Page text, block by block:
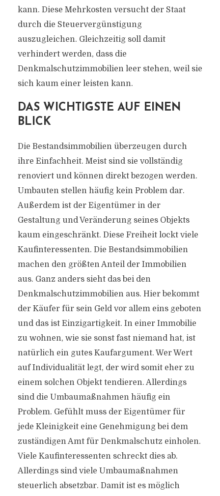
kann. Diese Mehrkosten versucht der Staat
durch die Steuervergünstigung
auszugleichen. Gleichzeitig soll damit
verhindert werden, dass die
Denkmalschutzimmobilien leer stehen, weil sie
sich kaum einer leisten kann.
DAS WICHTIGSTE AUF EINEN
BLICK
Die Bestandsimmobilien überzeugen durch
ihre Einfachheit. Meist sind sie vollständig
renoviert und können direkt bezogen werden.
Umbauten stellen häufig kein Problem dar.
Außerdem ist der Eigentümer in der
Gestaltung und Veränderung seines Objekts
kaum eingeschränkt. Diese Freiheit lockt viele
Kaufinteressenten. Die Bestandsimmobilien
machen den größten Anteil der Immobilien
aus. Ganz anders sieht das bei den
Denkmalschutzimmobilien aus. Hier bekommt
der Käufer für sein Geld vor allem eins geboten
und das ist Einzigartigkeit. In einer Immobilie
zu wohnen, wie sie sonst fast niemand hat, ist
natürlich ein gutes Kaufargument. Wer Wert
auf Individualität legt, der wird somit eher zu
einem solchen Objekt tendieren. Allerdings
sind die Umbaumaßnahmen häufig ein
Problem. Gefühlt muss der Eigentümer für
jede Kleinigkeit eine Genehmigung bei dem
zuständigen Amt für Denkmalschutz einholen.
Viele Kaufinteressenten schreckt dies ab.
Allerdings sind viele Umbaumaßnahmen
steuerlich absetzbar. Damit ist es möglich